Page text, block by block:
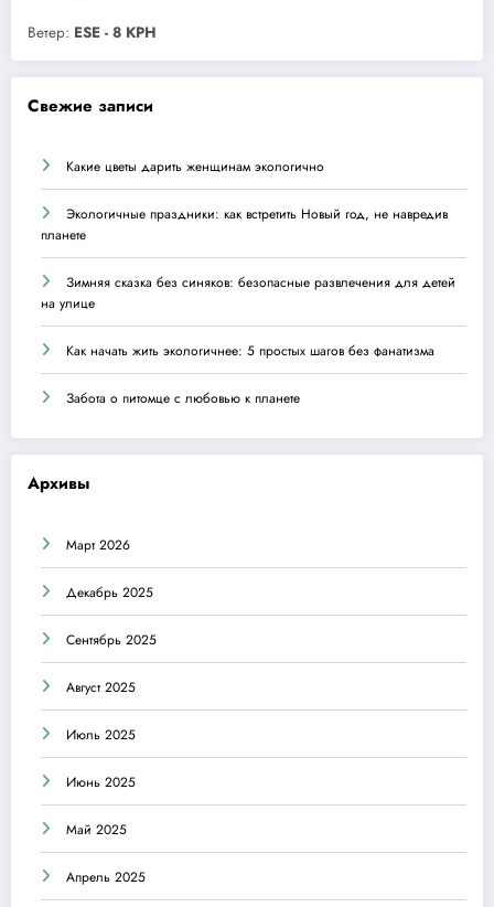
Ветер: ESE - 8 KPH
Свежие записи
Какие цветы дарить женщинам экологично
Экологичные праздники: как встретить Новый год, не навредив
планете
Зимняя сказка без синяков: безопасные развлечения для детей
на улице
Как начать жить экологичнее: 5 простых шагов без фанатизма
Забота о питомце с любовью к планете
Архивы
Март 2026
Декабрь 2025
Сентябрь 2025
Август 2025
Июль 2025
Июнь 2025
Май 2025
Апрель 2025